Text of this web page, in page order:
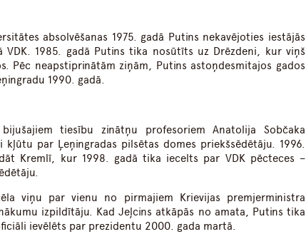
absolvēšanas 1975. gadā Putins nekavējoties iestājās
1985. gadā Putins tika nosūtīts uz Drēzdeni, kur viņš
Pēc neapstiprinātām ziņām, Putins astoņdesmitajos gados
1990. gadā.
tiesību zinātņu profesoriem Anatolija Sobčaka
par Ļeņingradas pilsētas domes priekšsēdētāju. 1996.
Kremlī, kur 1998. gadā tika iecelts par VDK pēcteces –
viņu par vienu no pirmajiem Krievijas premjerministra
izpildītāju. Kad Jeļcins atkāpās no amata, Putins tika
ievēlēts par prezidentu 2000. gada martā.